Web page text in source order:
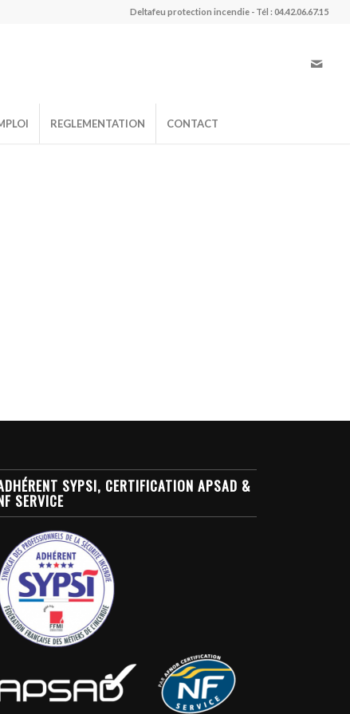
Deltafeu protection incendie - Tél : 04.42.06.67.15
REGLEMENTATION CONTACT
SYPSI, CERTIFICATION APSAD &
SERVICE